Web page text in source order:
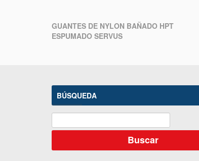
GUANTES DE NYLON BAÑADO HPT
ESPUMADO SERVUS
BÚSQUEDA